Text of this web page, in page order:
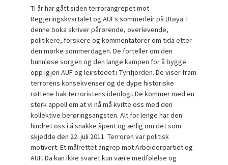
Ti år har gått siden terrorangrepet mot
Regjeringskvartalet og AUFs sommerleir på Utøya. I
denne boka skriver pårørende, overlevende,
politikere, forskere og kommentatorer om tida etter
den mørke sommerdagen. De forteller om den
bunnløse sorgen og den lange kampen for å bygge
opp igjen AUF og leirstedet i Tyrifjorden. De viser fram
terrorens konsekvenser og de dype historiske
røttene bak terroristens ideologi. De kommer med en
sterk appell om at vi nå må kvitte oss med den
kollektive berøringsangsten. Alt for lenge har den
hindret oss i å snakke åpent og ærlig om det som
skjedde den 22. juli 2011. Terroren var politisk
motivert. Et målrettet angrep mot Arbeiderpartiet og
AUF. Da kan ikke svaret kun være medfølelse og